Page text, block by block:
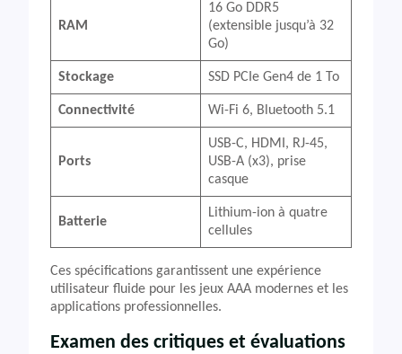
RAM
16 Go DDR5
(extensible jusqu’à 32
Go)
Stockage SSD PCIe Gen4 de 1 To
Connectivité Wi-Fi 6, Bluetooth 5.1
Ports
USB-C, HDMI, RJ-45,
USB-A (x3), prise
casque
Batterie
Lithium-ion à quatre
cellules
Ces spécifications garantissent une expérience
utilisateur fluide pour les jeux AAA modernes et les
applications professionnelles.
Examen des critiques et évaluations